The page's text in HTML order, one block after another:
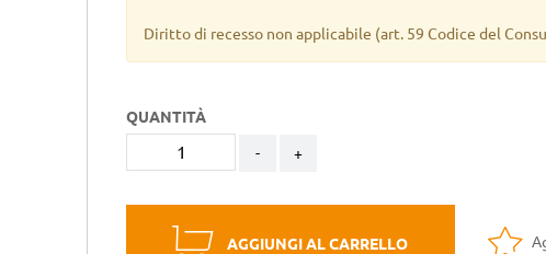
Diritto di recesso non applicabile (art. 59 Codice del
QUANTITÀ
- +
AGGIUNGI AL CARRELLO